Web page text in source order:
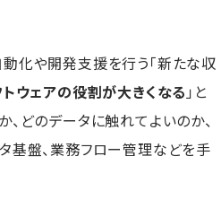
化や開発支援を行う「新たな収
トウェアの役割が大きくなる 」と
どのデータに触れてよいのか、
基盤、業務フロー管理などを手